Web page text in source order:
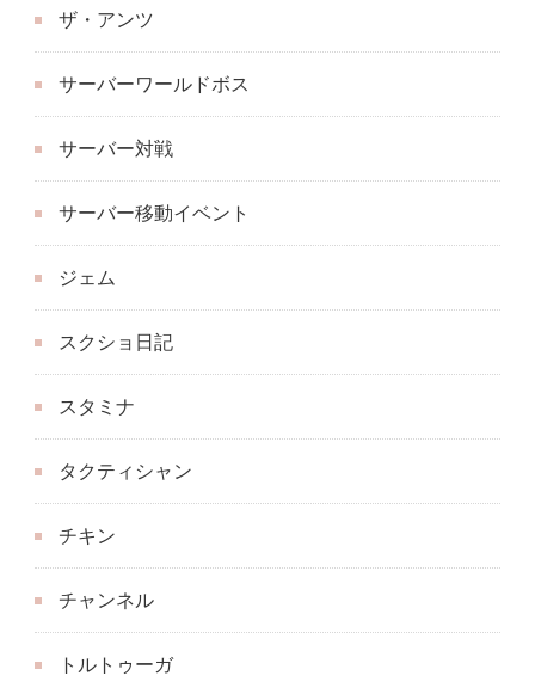
ザ・アンツ
サーバーワールドボス
サーバー対戦
サーバー移動イベント
ジェム
スクショ日記
スタミナ
タクティシャン
チキン
チャンネル
トルトゥーガ